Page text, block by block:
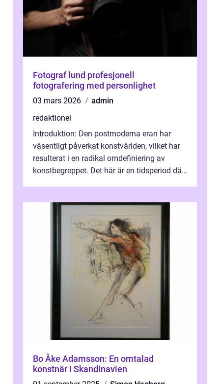
Fotograf lund profesjonell
fotografering med personlighet
03 mars 2026
admin
redaktionel
Introduktion: Den postmoderna eran har
väsentligt påverkat konstvärlden, vilket har
resulterat i en radikal omdefiniering av
konstbegreppet. Det här är en tidsperiod där
Bo Åke Adamsson: En omtalad
konstnär i Skandinavien